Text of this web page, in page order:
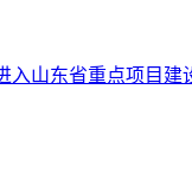
入山东省重点项目建